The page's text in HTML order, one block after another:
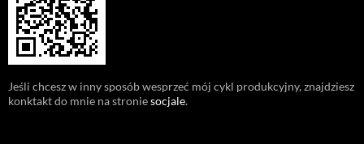
Jeśli chcesz w inny sposób wesprzeć mój cykl produkcyjny, znajdziesz
konktakt do mnie na stroniesocjale.